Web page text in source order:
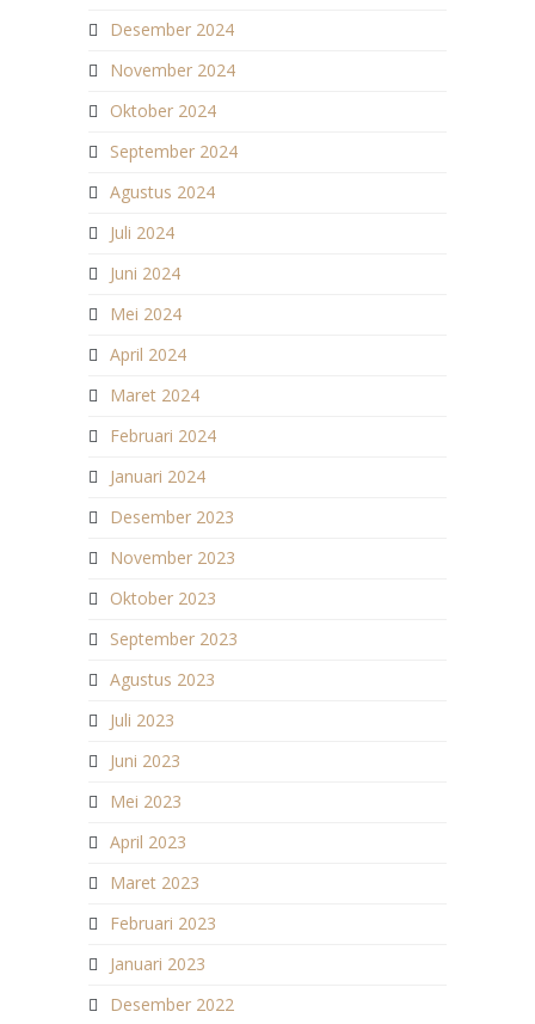
Desember 2024
November 2024
Oktober 2024
September 2024
Agustus 2024
Juli 2024
Juni 2024
Mei 2024
April 2024
Maret 2024
Februari 2024
Januari 2024
Desember 2023
November 2023
Oktober 2023
September 2023
Agustus 2023
Juli 2023
Juni 2023
Mei 2023
April 2023
Maret 2023
Februari 2023
Januari 2023
Desember 2022